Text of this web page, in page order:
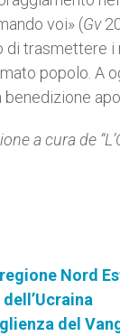
voi» (Gv
trasmettere
popolo. A
benedizione
a cura de
Nord
del